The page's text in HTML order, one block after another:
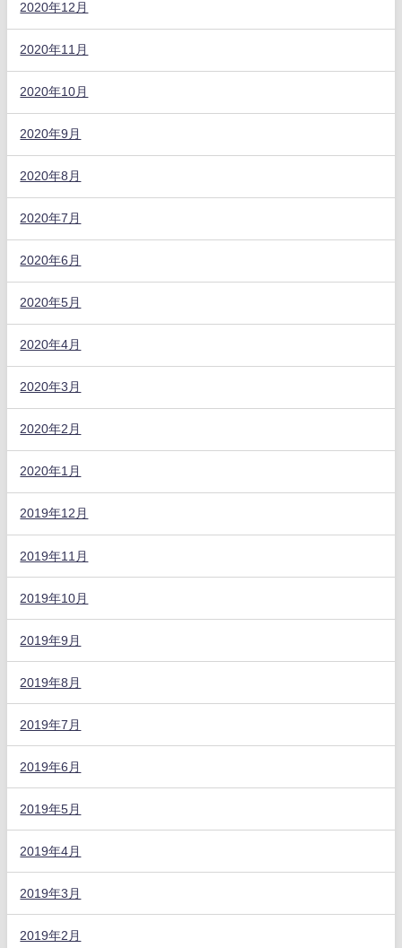
2020年12月
2020年11月
2020年10月
2020年9月
2020年8月
2020年7月
2020年6月
2020年5月
2020年4月
2020年3月
2020年2月
2020年1月
2019年12月
2019年11月
2019年10月
2019年9月
2019年8月
2019年7月
2019年6月
2019年5月
2019年4月
2019年3月
2019年2月